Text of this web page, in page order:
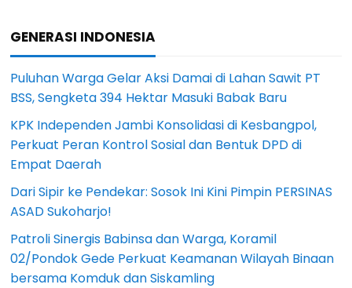
GENERASI INDONESIA
Puluhan Warga Gelar Aksi Damai di Lahan Sawit PT
BSS, Sengketa 394 Hektar Masuki Babak Baru
KPK Independen Jambi Konsolidasi di Kesbangpol,
Perkuat Peran Kontrol Sosial dan Bentuk DPD di
Empat Daerah
Dari Sipir ke Pendekar: Sosok Ini Kini Pimpin PERSINAS
ASAD Sukoharjo!
Patroli Sinergis Babinsa dan Warga, Koramil
02/Pondok Gede Perkuat Keamanan Wilayah Binaan
bersama Komduk dan Siskamling